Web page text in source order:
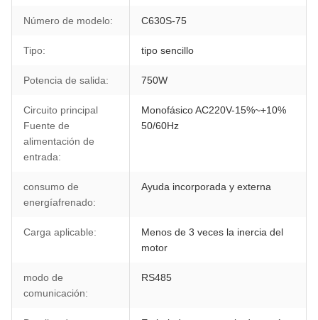
Número de modelo: C630S-75
Tipo: tipo sencillo
Potencia de salida: 750W
Circuito principal
Fuente de
alimentación de
entrada:
Monofásico AC220V-15%~+10%
50/60Hz
consumo de
energíafrenado:
Ayuda incorporada y externa
Carga aplicable:
Menos de 3 veces la inercia del
motor
modo de
comunicación:
RS485